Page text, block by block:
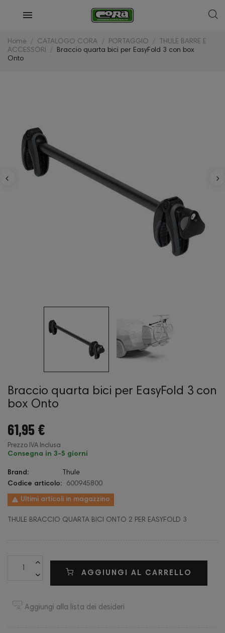
Home CATALOGO CORA PORTAGGIO
THULE BARRE E
ACCESSORI
Braccio quarta bici per EasyFold 3 con box
Onto
Braccio quarta bici per EasyFold 3 con
box Onto
61,95 €
Prezzo IVA Inclusa
Consegna in 3-5 giorni
Brand:
Thule
Codice articolo:
600945800
 Ultimi articoli in magazzino
THULE BRACCIO QUARTA BICI ONTO 2 PER EASYFOLD 3
AGGIUNGI AL CARRELLO
Aggiungi alla lista dei desideri